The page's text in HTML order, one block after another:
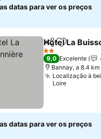
datas para ver os preços
PartilharAdicionar
Hotel La
2 Estrelas
9,0 Excelente
Bannay, a 8.4
Localização à
Loire
datas para ver os preços